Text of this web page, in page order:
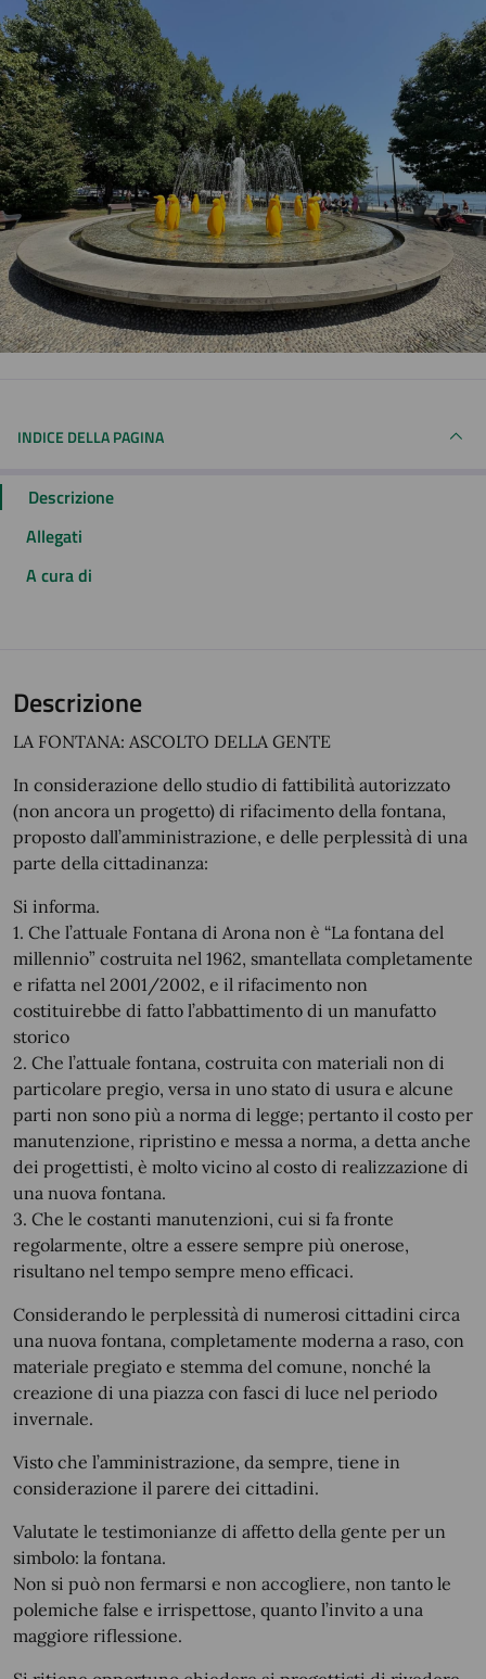
INDICE DELLA PAGINA
Descrizione
Allegati
A cura di
Descrizione
LA FONTANA: ASCOLTO DELLA GENTE
In considerazione dello studio di fattibilità autorizzato
(non ancora un progetto) di rifacimento della fontana,
proposto dall’amministrazione, e delle perplessità di una
parte della cittadinanza:
Si informa.
1. Che l’attuale Fontana di Arona non è “La fontana del
millennio” costruita nel 1962, smantellata completamente
e rifatta nel 2001/2002, e il rifacimento non
costituirebbe di fatto l’abbattimento di un manufatto
storico
2. Che l’attuale fontana, costruita con materiali non di
particolare pregio, versa in uno stato di usura e alcune
parti non sono più a norma di legge; pertanto il costo per
manutenzione, ripristino e messa a norma, a detta anche
dei progettisti, è molto vicino al costo di realizzazione di
una nuova fontana.
3. Che le costanti manutenzioni, cui si fa fronte
regolarmente, oltre a essere sempre più onerose,
risultano nel tempo sempre meno efficaci.
Considerando le perplessità di numerosi cittadini circa
una nuova fontana, completamente moderna a raso, con
materiale pregiato e stemma del comune, nonché la
creazione di una piazza con fasci di luce nel periodo
invernale.
Visto che l’amministrazione, da sempre, tiene in
considerazione il parere dei cittadini.
Valutate le testimonianze di affetto della gente per un
simbolo: la fontana.
Non si può non fermarsi e non accogliere, non tanto le
polemiche false e irrispettose, quanto l’invito a una
maggiore riflessione.